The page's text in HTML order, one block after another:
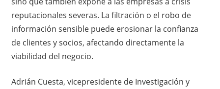
reputacionales severas. La filtración o el robo de
información sensible puede erosionar la confianza
de clientes y socios, afectando directamente la
viabilidad del negocio.​
Adrián Cuesta, vicepresidente de Investigación y